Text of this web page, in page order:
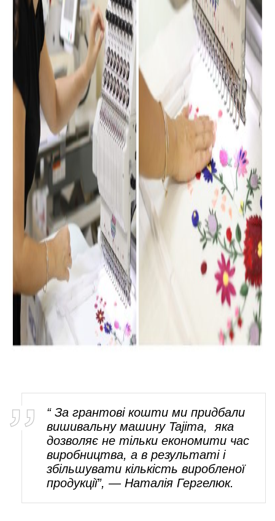
“ За грантові кошти ми придбали
вишивальну машину Tajima, яка
дозволяє не тільки економити час
виробництва, а в результаті і
збільшувати кількість виробленої
продукції”, — Наталія Гергелюк.